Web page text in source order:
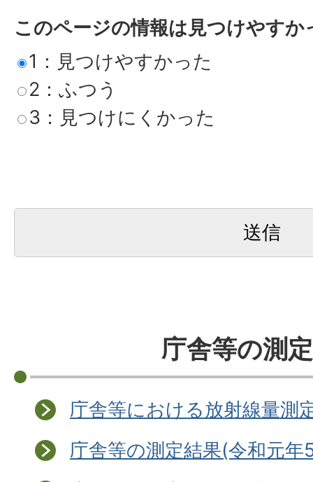
このページの情報は見つけやすか
1：見つけやすかった
2：ふつう
3：見つけにくかった
庁舎等の測
庁舎等における放射線量測
庁舎等の測定結果(令和元